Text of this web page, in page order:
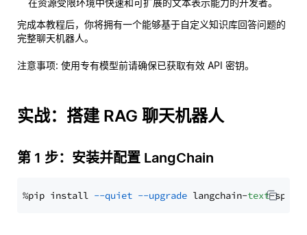
在资源受限环境中快速和可扩展的文本表示能力的开发者。
完成本教程后，你将拥有一个能够基于自定义知识库回答问题的
完整聊天机器人。
注意事项: 使用专有模型前请确保已获取有效 API 密钥。
实战：搭建 RAG 聊天机器人
第 1 步：安装并配置 LangChain
%pip install --quiet --upgrade langchain-text